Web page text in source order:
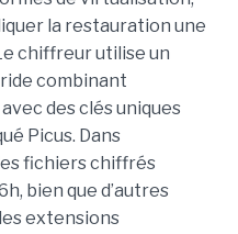
la restauration une
chiffreur utilise un
combinant
des clés uniques
Picus. Dans
fichiers chiffrés
bien que d’autres
extensions